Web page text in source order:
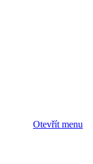
Otevřít menu